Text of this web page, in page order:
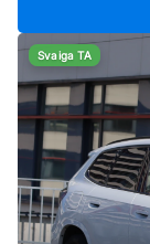
Svaiga TA